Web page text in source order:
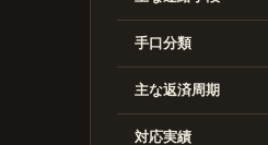
手口分類
主な返済周期
対応実績